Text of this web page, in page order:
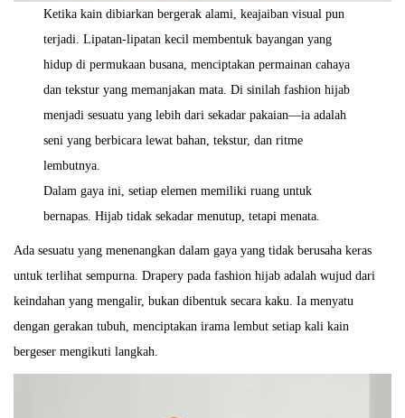
Ketika kain dibiarkan bergerak alami, keajaiban visual pun
terjadi. Lipatan-lipatan kecil membentuk bayangan yang
hidup di permukaan busana, menciptakan permainan cahaya
dan tekstur yang memanjakan mata. Di sinilah fashion hijab
menjadi sesuatu yang lebih dari sekadar pakaian—ia adalah
seni yang berbicara lewat bahan, tekstur, dan ritme
lembutnya.
Dalam gaya ini, setiap elemen memiliki ruang untuk
bernapas. Hijab tidak sekadar menutup, tetapi menata.
Ada sesuatu yang menenangkan dalam gaya yang tidak berusaha keras
untuk terlihat sempurna. Drapery pada fashion hijab adalah wujud dari
keindahan yang mengalir, bukan dibentuk secara kaku. Ia menyatu
dengan gerakan tubuh, menciptakan irama lembut setiap kali kain
bergeser mengikuti langkah.